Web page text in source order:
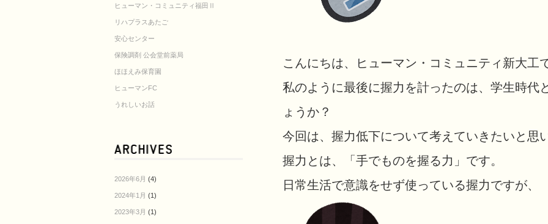
ヒューマン・コミュニティ福田Ⅱ
リハプラスあたご
安心センター
保険調剤 公会堂前薬局
ほほえみ保育園
ヒューマンFC
うれしいお話
2026年6月 (4)
2024年1月 (1)
2023年3月 (1)
こんにちは、ヒューマン・コミュニティ新大工
私のように最後に握力を計ったのは、学生時代
ょうか？
今回は、握力低下について考えていきたいと思
握力とは、「手でものを握る力」です。
日常生活で意識をせず使っている握力ですが、